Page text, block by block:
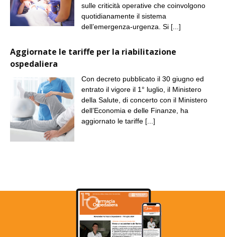
sulle criticità operative che coinvolgono
quotidianamente il sistema
dell’emergenza-urgenza. Si [...]
Aggiornate le tariffe per la riabilitazione
ospedaliera
Con decreto pubblicato il 30 giugno ed
entrato il vigore il 1° luglio, il Ministero
della Salute, di concerto con il Ministero
dell’Economia e delle Finanze, ha
aggiornato le tariffe [...]